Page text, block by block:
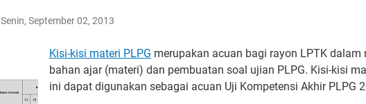
Senin, September 02, 2013
Kisi-kisi materi PLPG merupakan acuan bagi rayon LPTK dalam
bahan ajar (materi) dan pembuatan soal ujian PLPG. Kisi-kisi
ini dapat digunakan sebagai acuan Uji Kompetensi Akhir PLPG